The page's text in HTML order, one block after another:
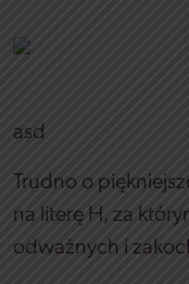
asd
Trudno o
na literę H, za
odważnych i